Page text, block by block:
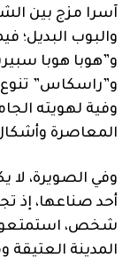
آسرا مزج بين
و”هوبا هوبا
و”راسكاس” تنوع
وفية لهويته
المعاصرة وأشكال
وفي الصويرة، لا
شخص، استمتعوا
المدينة